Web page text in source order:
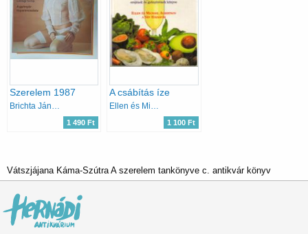
Szerelem 1987
Brichta János (szerk.)
1 490 Ft
A csábítás íze
Ellen és Michael Albertson
1 100 Ft
Vátszjájana Káma-Szútra A szerelem tankönyve c. antikvár könyv